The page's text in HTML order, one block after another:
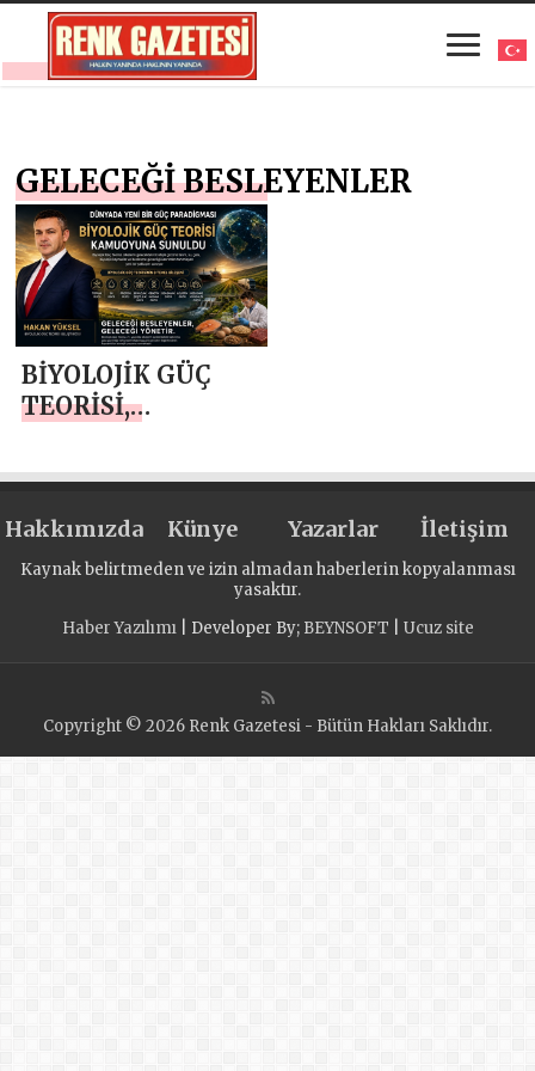
GELECEĞİ BESLEYENLER
BİYOLOJİK GÜÇ
TEORİSİ,
BİR GÜÇ
TARTIŞMAYA
AÇILDI
Hakkımızda Künye Yazarlar İletişim
Kaynak belirtmeden ve izin almadan haberlerin kopyalanması
yasaktır.
Haber Yazılımı| Developer By; BEYNSOFT Ucuz site
Copyright © 2026 Renk Gazetesi - Bütün Hakları Saklıdır.